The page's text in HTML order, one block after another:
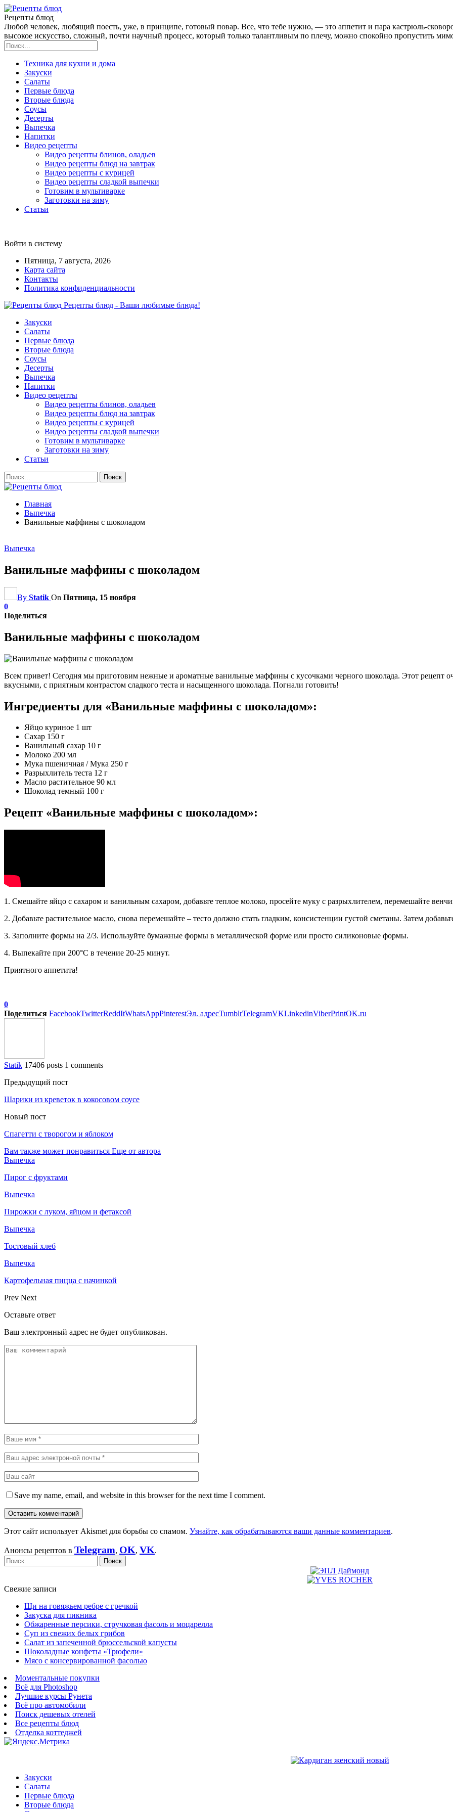
Рецепты блюд
Любой человек, любящий поесть, уже, в принципе, готовый повар. Все, что тебе нужно, — это аппетит и пара кастрюль-
высокое искусство, сложный, почти научный процесс, который только талантливым по плечу, можно спокойно пропустить
Техника для кухни и дома
Закуски
Салаты
Первые блюда
Вторые блюда
Соусы
Десерты
Выпечка
Напитки
Видео рецепты
Видео рецепты блинов, оладьев
Видео рецепты блюд на завтрак
Видео рецепты с курицей
Видео рецепты сладкой выпечки
Готовим в мультиварке
Заготовки на зиму
Статьи
Войти в систему
Пятница, 7 августа, 2026
Карта сайта
Контакты
Политика конфиденциальности
Рецепты блюд - Ваши любимые блюда!
Закуски
Салаты
Первые блюда
Вторые блюда
Соусы
Десерты
Выпечка
Напитки
Видео рецепты
Видео рецепты блинов, оладьев
Видео рецепты блюд на завтрак
Видео рецепты с курицей
Видео рецепты сладкой выпечки
Готовим в мультиварке
Заготовки на зиму
Статьи
Главная
Выпечка
Ванильные маффины с шоколадом
Выпечка
Ванильные маффины с шоколадом
By Statik On Пятница, 15 ноября
0
Поделиться
Ванильные маффины с шоколадом
Всем привет! Сегодня мы приготовим нежные и ароматные ванильные маффины с кусочками черного шоколада. Этот рецепт
вкусными, с приятным контрастом сладкого теста и насыщенного шоколада. Погнали готовить!
Ингредиенты для «Ванильные маффины с шоколадом»:
Яйцо куриное 1 шт
Сахар 150 г
Ванильный сахар 10 г
Молоко 200 мл
Мука пшеничная / Мука 250 г
Разрыхлитель теста 12 г
Масло растительное 90 мл
Шоколад темный 100 г
Рецепт «Ванильные маффины с шоколадом»:
1. Смешайте яйцо с сахаром и ванильным сахаром, добавьте теплое молоко, просейте муку с разрыхлителем, перемешайте
2. Добавьте растительное масло, снова перемешайте – тесто должно стать гладким, консистенции густой сметаны. Затем
3. Заполните формы на 2/3. Используйте бумажные формы в металлической форме или просто силиконовые формы.
4. Выпекайте при 200°C в течение 20-25 минут.
Приятного аппетита!
0
Поделиться FacebookTwitterReddItWhatsAppPinterestЭл. адресTumblrTelegramVKLinkedinViberPrintOK.ru
Statik 17406 posts 1 comments
Предыдущий пост
Шарики из креветок в кокосовом соусе
Новый пост
Спагетти с творогом и яблоком
Вам также может понравиться Еще от автора
Выпечка
Пирог с фруктами
Выпечка
Пирожки с луком, яйцом и фетаксой
Выпечка
Тостовый хлеб
Выпечка
Картофельная пицца с начинкой
Prev Next
Оставьте ответ
Ваш электронный адрес не будет опубликован.
Save my name, email, and website in this browser for the next time I comment.
Этот сайт использует Akismet для борьбы со спамом. Узнайте, как обрабатываются ваши данные комментариев.
Анонсы рецептов в Telegram, OK, VK.
Свежие записи
Щи на говяжьем ребре с гречкой
Закуска для пикника
Обжаренные персики, стручковая фасоль и моцарелла
Суп из свежих белых грибов
Салат из запеченной брюссельской капусты
Шоколадные конфеты «Трюфели»
Мясо с консервированной фасолью
Моментальные покупки
Всё для Photoshop
Лучшие курсы Рунета
Всё про автомобили
Поиск дешевых отелей
Все рецепты блюд
Отделка коттеджей
Закуски
Салаты
Первые блюда
Вторые блюда